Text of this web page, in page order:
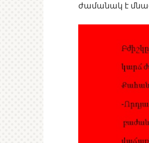
ժամանակ է